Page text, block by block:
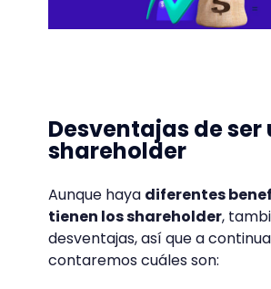
Desventajas de ser
shareholder
Aunque haya diferentes
tienen los shareholder,
desventajas, así que a
contaremos cuáles son: